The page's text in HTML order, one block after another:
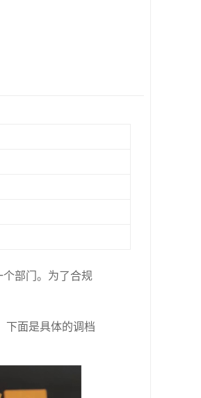
部门。为了合规
下面是具体的调档